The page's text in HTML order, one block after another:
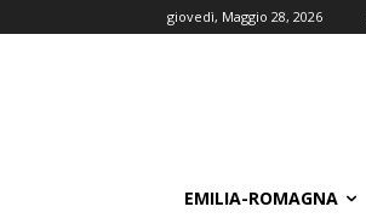
giovedì, Maggio 28, 2026
EMILIA-ROMAGNA